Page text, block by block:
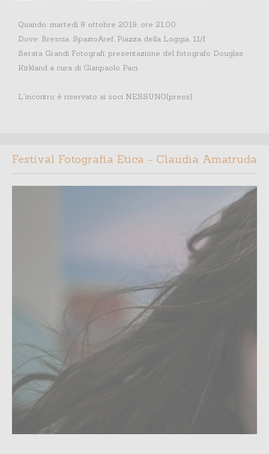
Quando: martedì 8 ottobre 2019, ore 21.00
Dove: Brescia, SpazioAref, Piazza della Loggia, 11/f
Serata Grandi Fotografi, presentazione del fotografo Douglas
Kirkland a cura di Gianpaolo Paci
L'incontro è riservato ai soci NESSUNO[press].
Festival Fotografia Etica - Claudia Amatruda